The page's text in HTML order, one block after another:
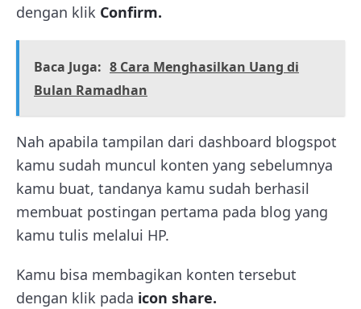
dengan klik Confirm.
Baca Juga: 8 Cara Menghasilkan Uang di
Bulan Ramadhan
Nah apabila tampilan dari dashboard blogspot
kamu sudah muncul konten yang sebelumnya
kamu buat, tandanya kamu sudah berhasil
membuat postingan pertama pada blog yang
kamu tulis melalui HP.
Kamu bisa membagikan konten tersebut
dengan klik pada icon share.